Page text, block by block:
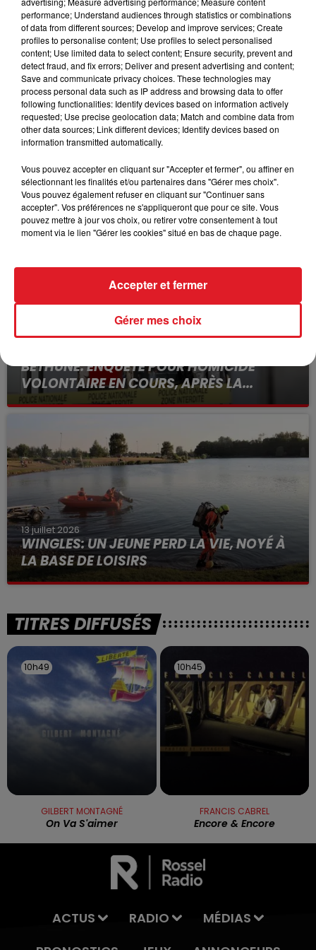
11 DREAMBREAKER (D4) :Le 3 éme Bazire de l'épreuve
qui acouru en dedans derniérement, terminant
tranquillement 6 éme. Au second poteau, il détient
une chance réguliere.
*****
En direct des pistes :
Vincennes (R1) : 111 HAVANA MAX
FIL D'ACTUS
BÉTHUNE: ENQUÊTE POUR HOMICIDE
VOLONTAIRE EN COURS, APRÈS LA...
Selon les premiers éléments, le logement servait
13 juillet 2026
WINGLES: UN JEUNE PERD LA VIE, NOYÉ À
LA BASE DE LOISIRS
La victime a coulé à pic
TITRES DIFFUSÉS
10h49
10h49
GILBERT MONTAGNÉ
On Va S'aimer
10h45
10h45
FRANCIS CABREL
Encore & Encore
ACTUS RADIO
MÉDIAS
performance; Understand audiences through statistics or combinations
of data from different sources; Develop and improve services; Create
profiles to personalise content; Use profiles to select personalised
content; Use limited data to select content; Ensure security, prevent and
detect fraud, and fix errors; Deliver and present advertising and content;
Save and communicate privacy choices. These technologies may
process personal data such as IP address and browsing data to offer
following functionalities: Identify devices based on information actively
requested; Use precise geolocation data; Match and combine data from
other data sources; Link different devices; Identify devices based on
information transmitted automatically.
Vous pouvez accepter en cliquant sur "Accepter et fermer", ou affiner en
sélectionnant les finalités et/ou partenaires dans "Gérer mes choix".
Vous pouvez également refuser en cliquant sur "Continuer sans
accepter". Vos préférences ne s'appliqueront que pour ce site. Vous
pouvez mettre à jour vos choix, ou retirer votre consentement à tout
moment via le lien "Gérer les cookies" situé en bas de chaque page.
Gérer mes choix
Accepter et fermer